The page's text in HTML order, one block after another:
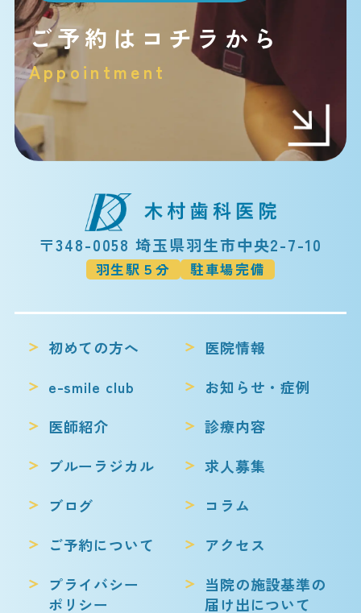
ご予約はコチラから
Appointment
〒348-0058 埼玉県羽生市中央2-7-10
羽生駅５分 駐車場完備
初めての方へ
医院情報
e-smile club
お知らせ・症例
医師紹介
診療内容
ブルーラジカル
求人募集
ブログ
コラム
ご予約について
アクセス
プライバシー
ポリシー
当院の施設基準の
届け出について